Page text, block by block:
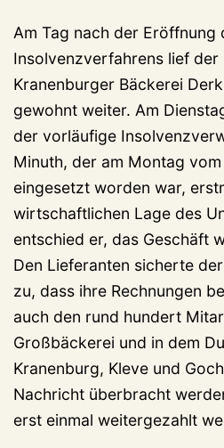
Am Tag nach der Eröffnung
Insolvenzverfahrens lief der
Kranenburger Bäckerei
gewohnt weiter. Am
der vorläufige
Minuth, der am Montag
eingesetzt worden war,
wirtschaftlichen Lage des
entschied er, das Geschäft
Den Lieferanten sicherte
zu, dass ihre Rechnungen
auch den rund hundert
Großbäckerei und in dem
Kranenburg, Kleve und
Nachricht überbracht
erst einmal weitergezahlt